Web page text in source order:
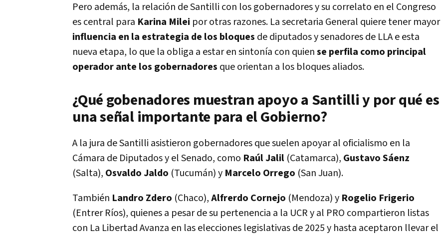
Pero además, la relación de Santilli con los gobernadores y su correlato en el Congreso
es central para Karina Milei por otras razones. La secretaria General quiere tener mayor
influencia en la estrategia de los bloques de diputados y senadores de LLA e esta
nueva etapa, lo que la obliga a estar en sintonía con quiense perfila como principal
operador ante los gobernadores que orientan a los bloques aliados.
¿Qué gobenadores muestran apoyo a Santilli y por qué es
una señal importante para el Gobierno?
A la jura de Santilli asistieron gobernadores que suelen apoyar al oficialismo en la
Cámara de Diputados y el Senado, como Raúl Jalil (Catamarca), Gustavo Sáenz
(Salta), Osvaldo Jaldo (Tucumán) y Marcelo Orrego (San Juan).
También Landro Zdero (Chaco),Alfrerdo Cornejo (Mendoza) y Rogelio Frigerio
(Entrer Ríos), quienes a pesar de su pertenencia a la UCR y al PRO compartieron listas
con La Libertad Avanza en las elecciones legislativas de 2025 y hasta aceptaron llevar el